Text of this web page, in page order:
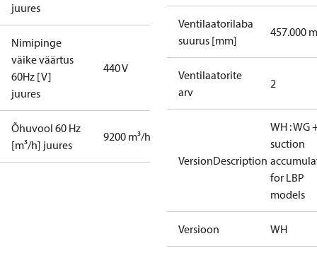
juures
Nimipinge
väike väärtus
60Hz [V]
juures
440 V
Õhuvool 60 Hz
[m³/h] juures
9200 m³/h
Ventilaatorilaba
suurus [mm]
457.000
Ventilaatorite
arv
2
VersionDescription
WH : WG
suction
for LBP
models
Versioon WH